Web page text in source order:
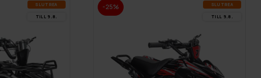
SLUT­REA
TILL 9.8.
-25% SLUT­REA
TILL 9.8.